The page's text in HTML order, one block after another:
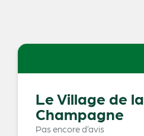
Le Village de la
Champagne
Pas encore d’avis